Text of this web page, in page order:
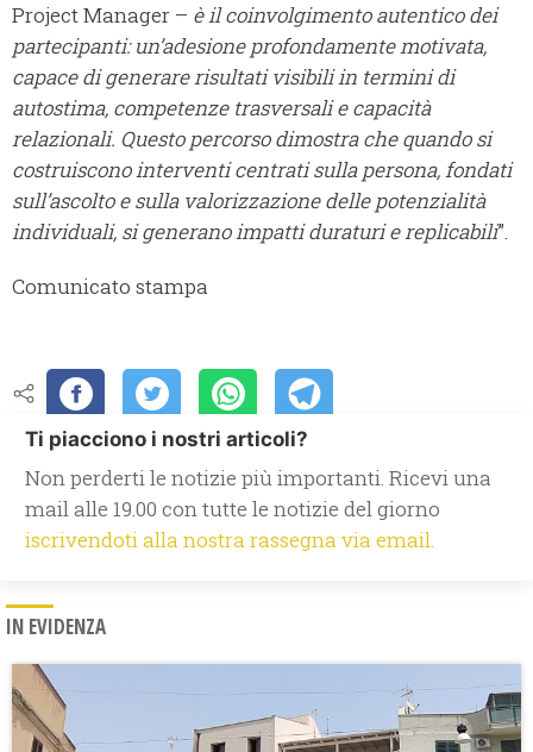
Project Manager – è il coinvolgimento autentico dei
partecipanti: un’adesione profondamente motivata,
capace di generare risultati visibili in termini di
autostima, competenze trasversali e capacità
relazionali. Questo percorso dimostra che quando si
costruiscono interventi centrati sulla persona, fondati
sull’ascolto e sulla valorizzazione delle potenzialità
individuali, si generano impatti duraturi e replicabili”.
Comunicato stampa
Ti piacciono i nostri articoli?
Non perderti le notizie più importanti. Ricevi una
mail alle 19.00 con tutte le notizie del giorno
iscrivendoti alla nostra rassegna via email.
IN EVIDENZA